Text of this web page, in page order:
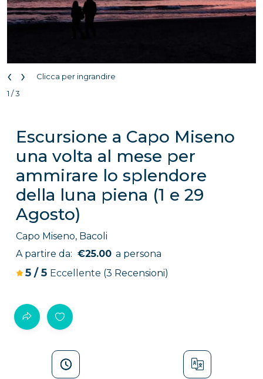
‹ ›
Clicca per ingrandire
1 / 3
Escursione a Capo Miseno
una volta al mese per
ammirare lo splendore
della luna piena (1 e 29
Agosto)
Capo Miseno, Bacoli
A partire da: €25.00 a persona
5 /5 Eccellente (3 Recensioni)